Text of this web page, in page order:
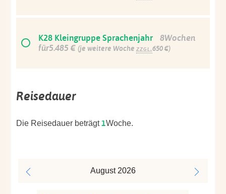
K28 Kleingruppe Sprachenjahr
für5.485 € (je weitere Woche zzgl.650 €)
Reisedauer
Die Reisedauer beträgt1Woche.
August 2026